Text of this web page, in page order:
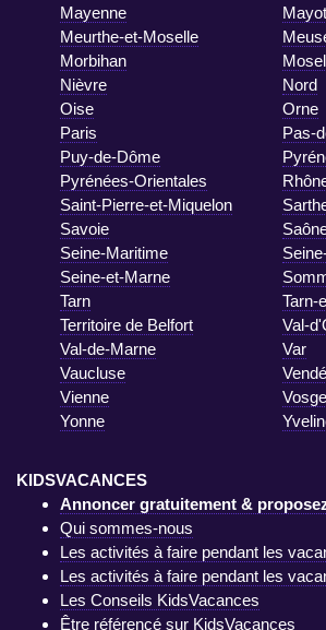
Mayenne
Meurthe-et-Moselle
Morbihan
Nièvre
Nord
Oise
Orne
Paris
Pas-
Puy-de-Dôme
Pyrénées-Orientales
Saint-Pierre-et-Miquelon
Savoie
Seine-Maritime
Seine-et-Marne
Tarn
Tarn-
Territoire de Belfort
Val-
Val-de-Marne
Var
Vaucluse
Vienne
Yonne
KIDSVACANCES
Annoncer gratuitement &
Qui sommes-nous
Les activités à faire pendant les
Les activités à faire pendant les
Les Conseils KidsVacances
Être référencé sur KidsVacances